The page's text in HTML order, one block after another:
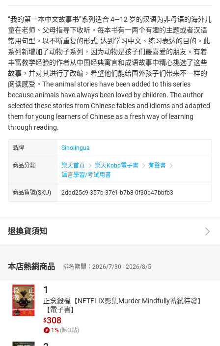
“我的第一本中文故事书”系列适合 4—12 岁的汉语为非母语的海外儿
童在老师、父母指导下收听。每本书有一两个有趣的主题或者汉语
常用句型。以不断重复的形式, 达到学习中文、练习表达的目的。此
系列新增加了动物子系列，因为动物是孩子们最喜爱的朋友。有着
丰富教学经验的作者从中国经典寓言和成语故事中精心挑选了这些
故事，并对其进行了改编，希望他们能给国外孩子们带来不一样的
阅读感受。The animal stories have been added to this series
because animals have always been loved by children. The author
selected these stories from Chinese fables and idioms and adapted
them for young learners of Chinese as a fresh way of learning
through reading.
品牌 Sinolingua
商品分類 樂天首頁 樂天Kobo電子書
有聲書
語言學習/考試用書
商品貨號(SKU) 2ddd25c9-357b-37e1-b7b8-0f30b47bbfb3
退換貨須知
本店熱銷商品 排名期間：2026/7/30 - 2026/8/5
1
正念殺機【NETFLIX影集Murder Mindfully蓄弒待發】
【電子書】
$308
1% (賺3點)